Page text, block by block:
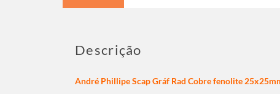
Descrição
André Phillipe Scap Gráf Rad Cobre fenolite